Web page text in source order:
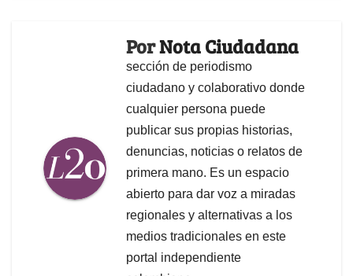
PorNota Ciudadana
sección de periodismo
ciudadano y colaborativo donde
cualquier persona puede
publicar sus propias historias,
denuncias, noticias o relatos de
primera mano. Es un espacio
abierto para dar voz a miradas
regionales y alternativas a los
medios tradicionales en este
portal independiente